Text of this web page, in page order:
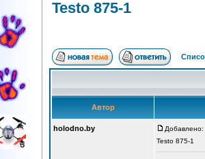
Testo 875-1
Автор
holodno.by
Testo 875-1